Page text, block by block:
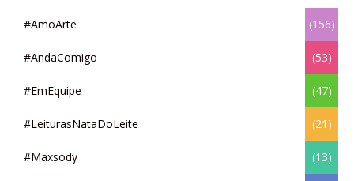
#AmoArte (156)
#AndaComigo (53)
#EmEquipe (47)
#LeiturasNataDoLeite (21)
#Maxsody (13)